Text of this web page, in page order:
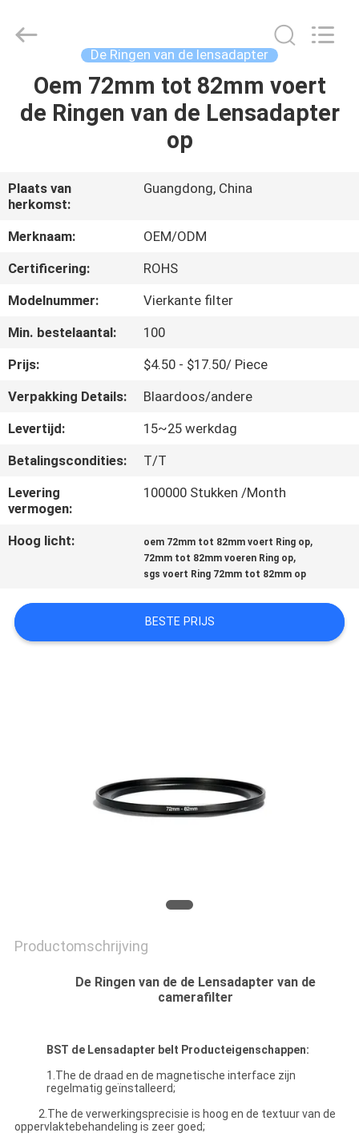
HUIS
ONGEVEER
ONS
FABRIEKSREIS
CONTACTEER
ONS
OM
EEN
PRIVACY
Shadow
Technology
Reserved.
De Ringen van de lensadapter
Oem 72mm tot 82mm voert
de Ringen van de Lensadapter
op
Plaats van
herkomst:
Guangdong, China
Merknaam:
OEM/ODM
Certificering:
ROHS
Modelnummer:
Vierkante filter
Min. bestelaantal:
100
Prijs:
$4.50 - $17.50/ Piece
Verpakking Details:
Blaardoos/andere
Levertijd:
15~25 werkdag
Betalingscondities:
T/T
Levering
vermogen:
100000 Stukken /Month
Hoog licht: oem 72mm tot 82mm voert Ring op,
72mm tot 82mm voeren Ring op,
sgs voert Ring 72mm tot 82mm op
BESTE PRIJS
Productomschrijving
De Ringen van de de Lensadapter van de
camerafilter
BST de Lensadapter belt Producteigenschappen:
1.The de draad en de magnetische interface zijn
regelmatig geïnstalleerd;
2.The de verwerkingsprecisie is hoog en de textuur van de
oppervlaktebehandeling is zeer goed;